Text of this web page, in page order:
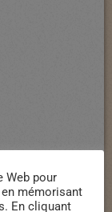
Web pour
mémorisant
En cliquant